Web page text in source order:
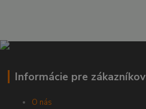
Informácie pre zákazníkov
O nás